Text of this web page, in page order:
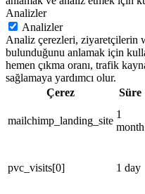
Analizler
Analizler
Analiz çerezleri, ziyaretçilerin
bulunduğunu anlamak için
hemen çıkma oranı, trafik
sağlamaya yardımcı olur.
Çerez
Süre
mailchimp_landing_site
1
month
pvc_visits[0] 1 day